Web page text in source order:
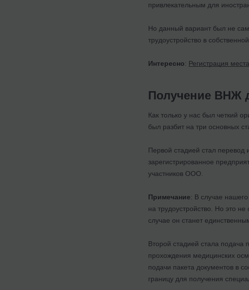
привлекательным для
Но данный вариант был не
трудоустройство в
Интересно: Регистрация
Получение ВНЖ
Как только у нас был четкий
был разбит на три основных
Первой стадией стал перевод
зарегистрированное
участников ООО.
Примечание: В случае
на трудоустройство. Но это
случае он станет
Второй стадией стала подача
прохождения медицинских
подачи пакета документов в
границу для получения